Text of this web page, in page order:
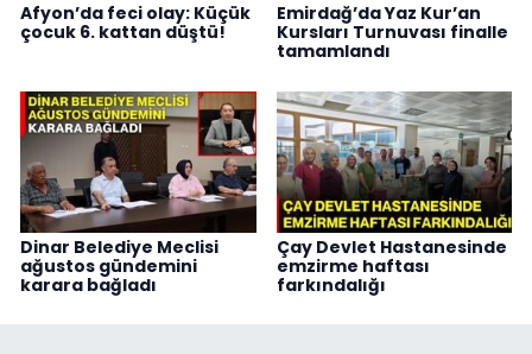
Afyon’da feci olay: Küçük
çocuk 6. kattan düştü!
Emirdağ’da Yaz Kur’an
Kursları Turnuvası finalle
tamamlandı
Dinar Belediye Meclisi
ağustos gündemini
karara bağladı
Çay Devlet Hastanesinde
emzirme haftası
farkındalığı